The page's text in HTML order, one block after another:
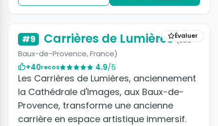
Évaluer
#9 Carrières de Lumières(Les
Baux-de-Provence, France)
+40recos 4.9/5
Les Carrières de Lumières, anciennement
la Cathédrale d'Images, aux Baux-de-
Provence, transforme une ancienne
carrière en espace artistique immersif.